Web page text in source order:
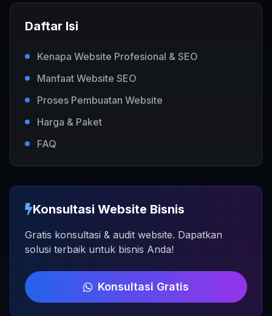
Daftar Isi
Kenapa Website Profesional & SEO
Manfaat Website SEO
Proses Pembuatan Website
Harga & Paket
FAQ
Konsultasi Website Bisnis
Gratis konsultasi & audit website. Dapatkan
solusi terbaik untuk bisnis Anda!
Konsultasi Gratis